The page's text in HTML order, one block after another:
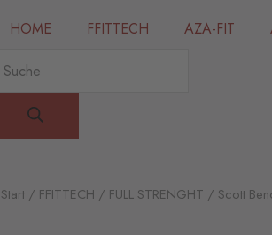
HOME FFITTECH AZA-FIT
Products
Start / FFITTECH / FULL STRENGHT / Scott